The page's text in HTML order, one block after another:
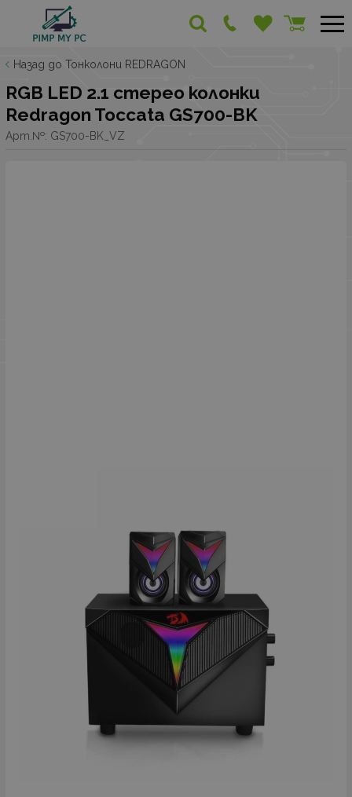
Назад до Тонколони REDRAGON
RGB LED 2.1 стерео колонки
Redragon Toccata GS700-BK
Арт.№: GS700-BK_VZ